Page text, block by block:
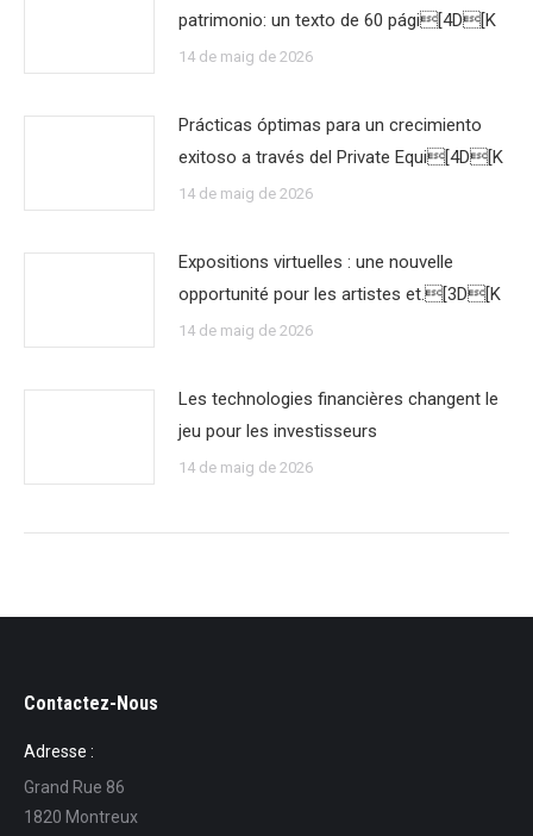
patrimonio: un texto de 60 pági[4D[K
14 de maig de 2026
Prácticas óptimas para un crecimiento
exitoso a través del Private Equi[4D[K
14 de maig de 2026
Expositions virtuelles : une nouvelle
opportunité pour les artistes et.[3D[K
14 de maig de 2026
Les technologies financières changent le
jeu pour les investisseurs
14 de maig de 2026
Contactez-Nous
Adresse :
Grand Rue 86
1820 Montreux